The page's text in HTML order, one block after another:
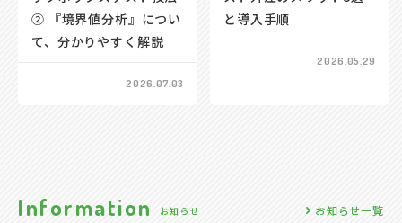
② 『境界値分析』につい
て、分かりやすく解説
2026.07.03
と導入手順
2026.05.29
Information お知 ら せ お知らせ一覧